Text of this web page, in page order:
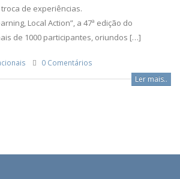
de experiências.
Local Action”, a 47ª edição do
de 1000 participantes, oriundos […]
0 Comentários
Ler mais..